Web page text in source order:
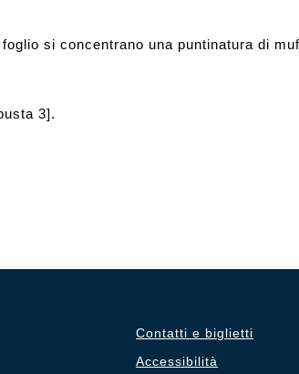
si concentrano una puntinatura di
3].
Contatti e biglietti
Accessibilità